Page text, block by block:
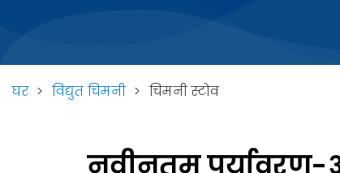
घर > विद्युत चिमनी > चिमनी स्टोव